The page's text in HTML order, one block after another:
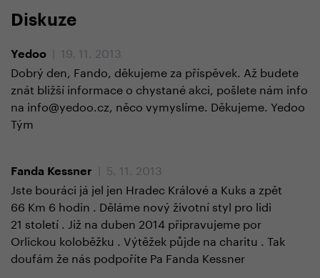
Diskuze
Yedoo
| 19. 11. 2013
Dobrý den, Fando, děkujeme za příspěvek. Až budete
znát bližší informace o chystané akci, pošlete nám info
na info@yedoo.cz, něco vymyslíme. Děkujeme. Yedoo
Tým
Fanda Kessner
| 5. 11. 2013
Jste bouráci já jel jen Hradec Králové a Kuks a zpět
66 Km 6 hodin . Děláme nový životní styl pro lidi
21 století . Již na duben 2014 připravujeme por
Orlickou koloběžku . Výtěžek půjde na charitu . Tak
doufám že nás podpoříte Pa Fanda Kessner